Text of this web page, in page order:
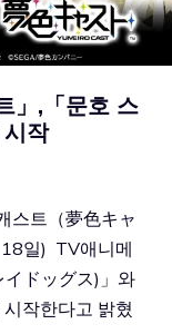
」,「문호 스
작
스트（夢色キャ
일) TV애니메
ドッグス)」와
작한다고 밝혔